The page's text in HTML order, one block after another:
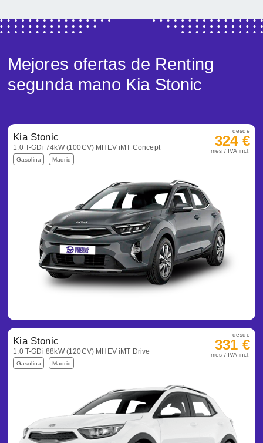
Mejores ofertas de Renting
segunda mano Kia Stonic
Kia Stonic
1.0 T-GDi 74kW (100CV) MHEV iMT Concept
Gasolina Madrid
desde
324 €
mes / IVA incl.
Kia Stonic
1.0 T-GDi 88kW (120CV) MHEV iMT Drive
Gasolina Madrid
desde
331 €
mes / IVA incl.